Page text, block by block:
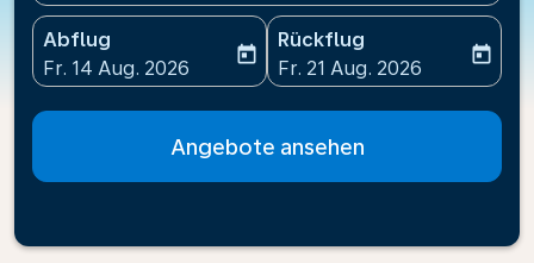
Abflug
fc-booking-departure-date-aria-label
Fr. 14 Aug. 2026
today
Rückflug
fc-booking-return-date-
Fr. 21 Aug. 2026
today
Angebote ansehen